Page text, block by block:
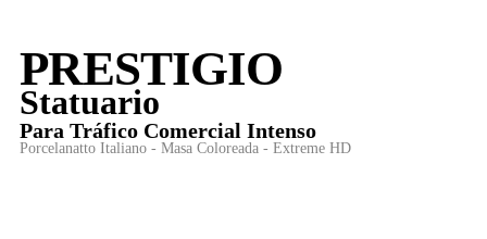
PRESTIGIO
Statuario
Para Tráfico Comercial Intenso
Porcelanatto Italiano - Masa Coloreada - Extreme HD